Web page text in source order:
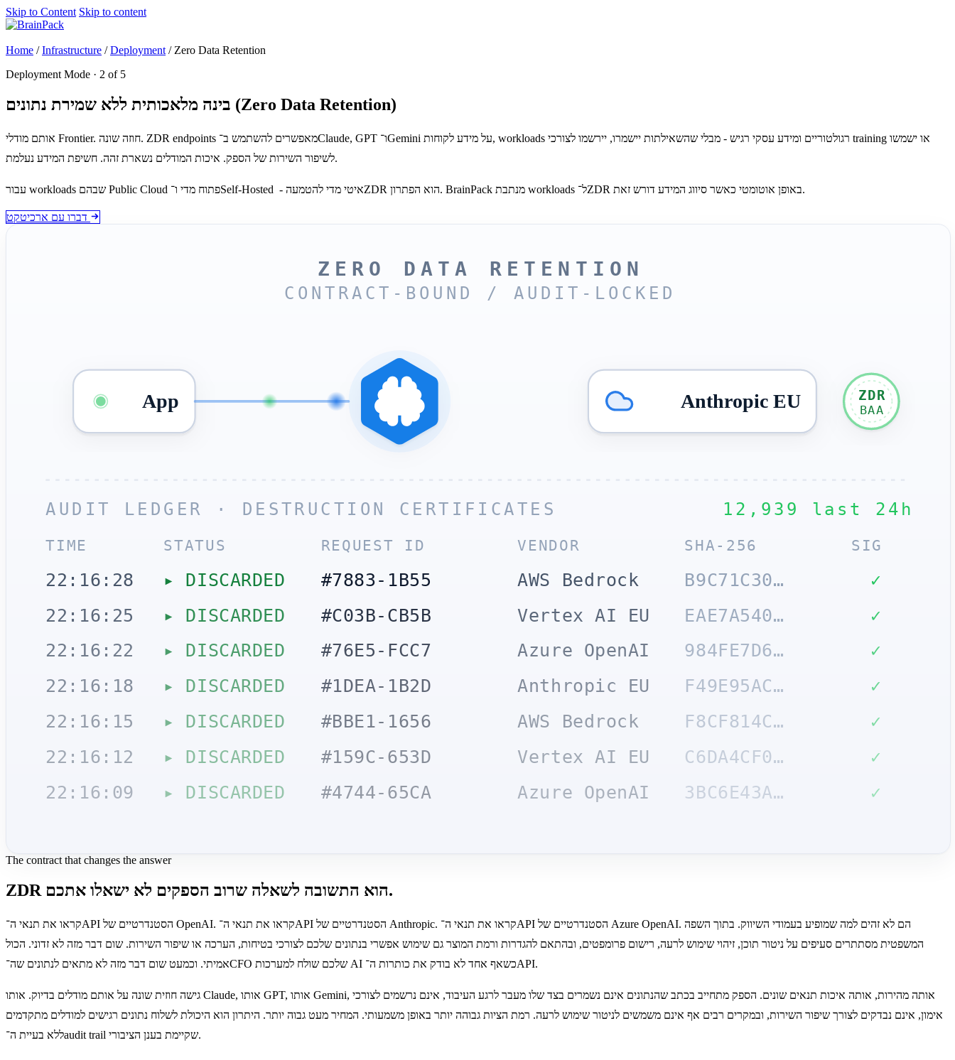
Skip to Content Skip to content
Home / Infrastructure / Deployment / Zero Data Retention
Deployment Mode · 2 of 5
בינה מלאכותית ללא שמירת נתונים (Zero Data Retention)
אותם מודלי Frontier. חוזה שונה. ZDR endpoints מאפשרים להשתמש ב־Claude, ‏GPT ו־Gemini על מידע לקוחות, workloads רגולטוריים ומידע עסקי רגיש - מבלי שהשאילתות יישמרו, יירשמו לצורכי training או ישמשו
לשיפור השירות של הספק. איכות המודלים נשארת זהה. חשיפת המידע נעלמת.
עבור workloads שבהם Public Cloud פתוח מדי ו־Self-Hosted איטי מדי להטמעה - ‏ZDR הוא הפתרון. BrainPack מנתבת workloads ל־ZDR באופן אוטומטי כאשר סיווג המידע דורש זאת.
ZERO DATA RETENTION
CONTRACT-BOUND / AUDIT-LOCKED
App Anthropic EU ZDR
BAA
AUDIT LEDGER · DESTRUCTION CERTIFICATES 12,939 last 24h
TIME STATUS REQUEST ID VENDOR SHA-256 SIG
22:16:09 ▸ DISCARDED #4744-65CA Azure OpenAI 3BC6E43A… ✓
22:16:12 ▸ DISCARDED #159C-653D Vertex AI EU C6DA4CF0… ✓
22:16:15 ▸ DISCARDED #BBE1-1656 AWS Bedrock F8CF814C… ✓
22:16:18 ▸ DISCARDED #1DEA-1B2D Anthropic EU F49E95AC… ✓
22:16:22 ▸ DISCARDED #76E5-FCC7 Azure OpenAI 984FE7D6… ✓
22:16:25 ▸ DISCARDED #C03B-CB5B Vertex AI EU EAE7A540… ✓
22:16:28 ▸ DISCARDED #7883-1B55 AWS Bedrock B9C71C30… ✓
The contract that changes the answer
ZDR הוא התשובה לשאלה שרוב הספקים לא ישאלו אתכם.
קראו את תנאי ה־API הסטנדרטיים של OpenAI. קראו את תנאי ה־API הסטנדרטיים של Anthropic. קראו את תנאי ה־API הסטנדרטיים של Azure OpenAI. הם לא זהים למה שמופיע בעמודי השיווק. בתוך השפה
המשפטית מסתתרים סעיפים על ניטור תוכן, זיהוי שימוש לרעה, רישום פרומפטים, ובהתאם להגדרות ורמת המוצר גם שימוש אפשרי בנתונים שלכם לצורכי בטיחות, הערכה או שיפור השירות. שום דבר מזה לא זדוני. הכול
אמיתי. וכמעט שום דבר מזה לא מתאים לנתונים שה־CFO שלכם שולח למערכות AI כשאף אחד לא בודק את כותרות ה־API.
גישה חוזית שונה על אותם מודלים בדיוק. אותו Claude, אותו GPT, אותו Gemini, אותה מהירות, אותה איכות תנאים שונים. הספק מתחייב בכתב שהנתונים אינם נשמרים בצד שלו מעבר לרגע העיבוד, אינם נרשמים לצורכי
אימון, אינם נבדקים לצורך שיפור השירות, ובמקרים רבים אף אינם משמשים לניטור שימוש לרעה. רמת הציות גבוהה יותר באופן משמעותי. המחיר מעט גבוה יותר. היתרון הוא היכולת לשלוח נתונים רגישים למודלים מתקדמים
ללא בעיית ה־audit trail שקיימת בענן הציבורי.